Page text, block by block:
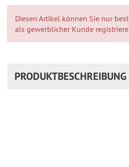
Diesen Artikel können Sie nur
als gewerblicher Kunde
PRODUKTBESCHREIBUNG